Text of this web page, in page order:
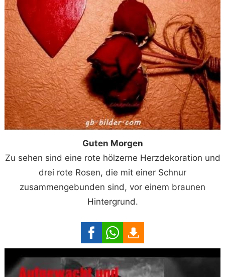
Guten Morgen
Zu sehen sind eine rote hölzerne Herzdekoration und
drei rote Rosen, die mit einer Schnur
zusammengebunden sind, vor einem braunen
Hintergrund.